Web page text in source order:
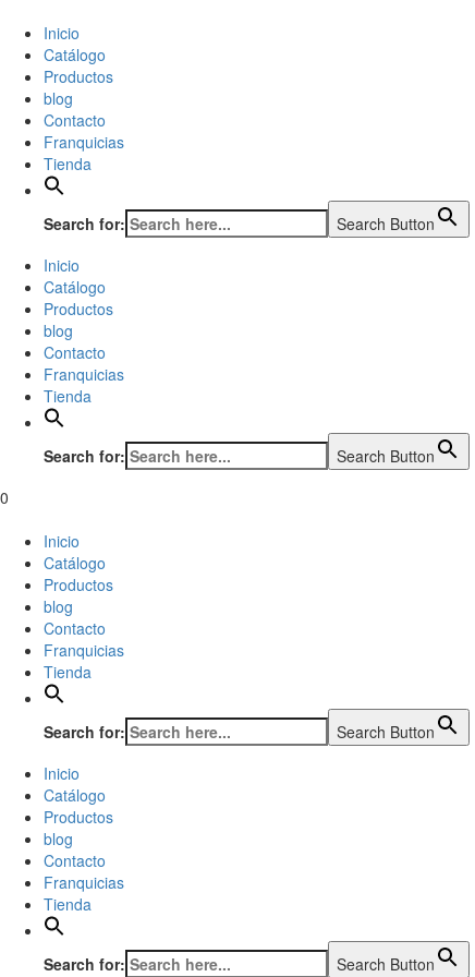
Inicio
Catálogo
Productos
blog
Contacto
Franquicias
Tienda
Search for:
Search Button
Inicio
Catálogo
Productos
blog
Contacto
Franquicias
Tienda
Search for:
Search Button
0
Inicio
Catálogo
Productos
blog
Contacto
Franquicias
Tienda
Search for:
Search Button
Inicio
Catálogo
Productos
blog
Contacto
Franquicias
Tienda
Search for: Search Button